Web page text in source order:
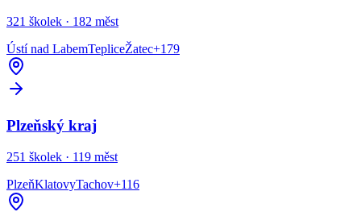
321 školek · 182 měst
Ústí nad LabemTepliceŽatec+179
Plzeňský kraj
251 školek · 119 měst
PlzeňKlatovyTachov+116